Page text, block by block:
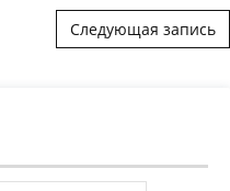
Следующая запись